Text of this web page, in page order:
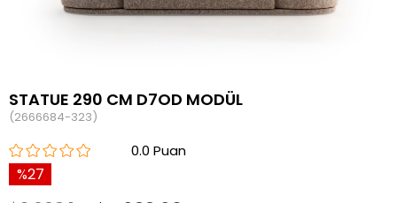
STATUE 290 CM D7OD MODÜL
(2666684-323)
0.0
27